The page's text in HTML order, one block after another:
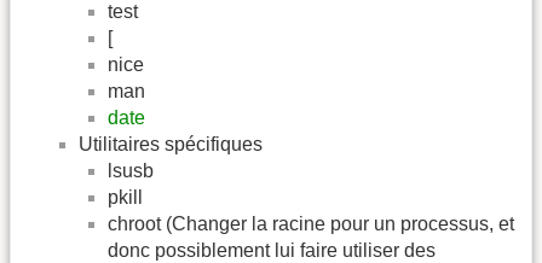
test
[
nice
man
date
Utilitaires spécifiques
lsusb
pkill
chroot (Changer la racine pour un processus, et
donc possiblement lui faire utiliser des